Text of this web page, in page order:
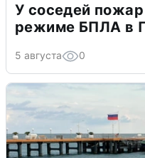
У соседей
режиме БПЛА в
5 августа 0